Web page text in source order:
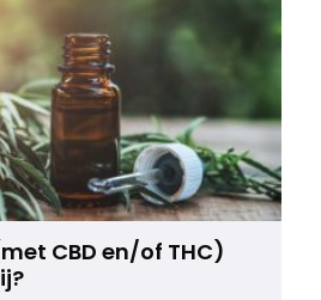
CBD en/of THC)